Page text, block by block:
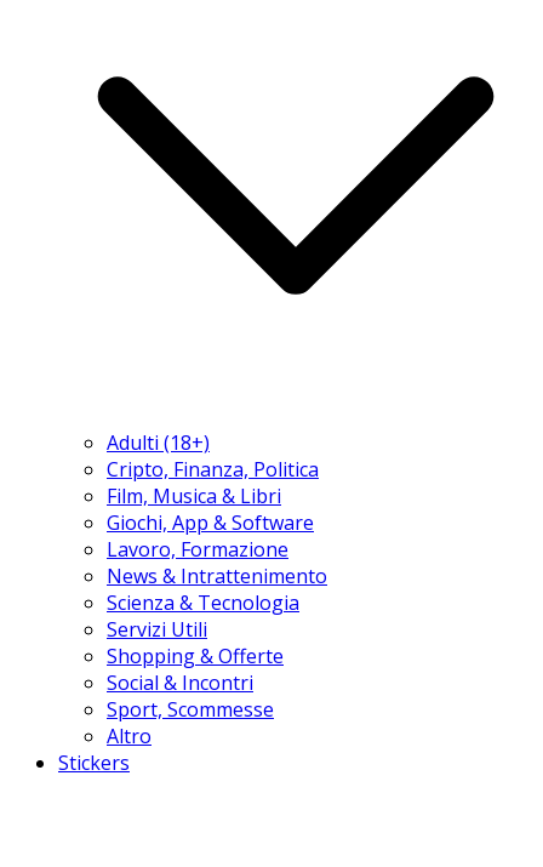
Adulti (18+)
Cripto, Finanza, Politica
Film, Musica & Libri
Giochi, App & Software
Lavoro, Formazione
News & Intrattenimento
Scienza & Tecnologia
Servizi Utili
Shopping & Offerte
Social & Incontri
Sport, Scommesse
Altro
Stickers